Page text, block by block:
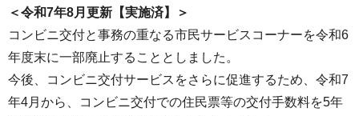
＜令和7年8月更新【実施済】＞
コンビニ交付と事務の重なる市民サービスコーナーを令和6
年度末に一部廃止することとしました。
今後、コンビニ交付サービスをさらに促進するため、令和7
年4月から、コンビニ交付での住民票等の交付手数料を5年